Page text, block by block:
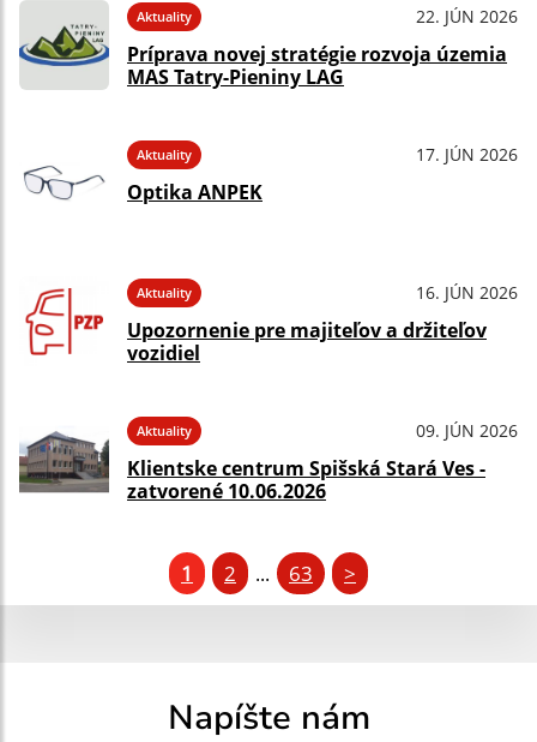
Aktuality 22. JÚN 2026
Príprava novej stratégie rozvoja územia
MAS Tatry-Pieniny LAG
Aktuality 17. JÚN 2026
Optika ANPEK
Aktuality 16. JÚN 2026
Upozornenie pre majiteľov a držiteľov
vozidiel
Aktuality 09. JÚN 2026
Klientske centrum Spišská Stará Ves -
zatvorené 10.06.2026
1 2 ... 63 >
Napíšte nám